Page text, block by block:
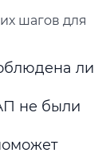
шагов для
ли
не были